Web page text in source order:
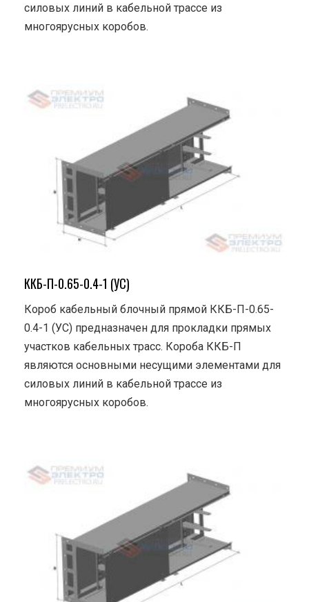
силовых линий в кабельной трассе из
многоярусных коробов.
ККБ-П-0.65-0.4-1 (УС)
Короб кабельный блочный прямой ККБ-П-0.65-
0.4-1 (УС) предназначен для прокладки прямых
участков кабельных трасс. Короба ККБ-П
являются основными несущими элементами для
силовых линий в кабельной трассе из
многоярусных коробов.